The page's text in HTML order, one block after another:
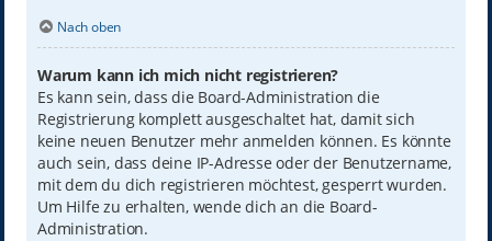
Nach oben
Warum kann ich mich nicht registrieren?
Es kann sein, dass die Board-Administration die
Registrierung komplett ausgeschaltet hat, damit sich
keine neuen Benutzer mehr anmelden können. Es könnte
auch sein, dass deine IP-Adresse oder der Benutzername,
mit dem du dich registrieren möchtest, gesperrt wurden.
Um Hilfe zu erhalten, wende dich an die Board-
Administration.